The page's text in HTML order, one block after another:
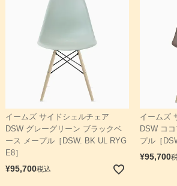
イームズ サイドシェルチェア
DSW グレーグリーン ブラックベ
ース メープル［DSW. BK UL RYG
E8］
¥95,700税込
イームズ
DSW コ
プル［
¥95,700